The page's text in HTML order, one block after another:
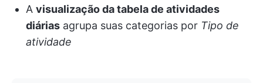
A visualização da tabela de atividades
diárias agrupa suas categorias por Tipo de
atividade